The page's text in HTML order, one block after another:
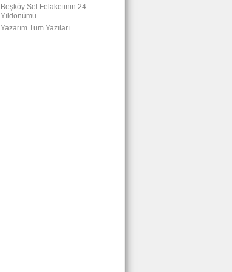
Beşköy Sel Felaketinin 24.
Yıldönümü
Yazarım Tüm Yazıları